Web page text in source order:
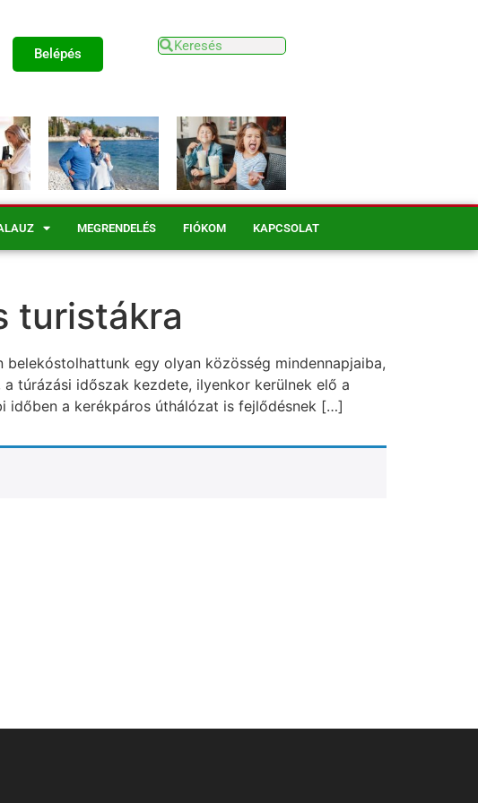
Belépés
MEGRENDELÉS FIÓKOM KAPCSOLAT
turistákra
egy olyan közösség mindennapjaiba,
túrázási időszak kezdete, ilyenkor kerülnek elő a
időben a kerékpáros úthálózat is fejlődésnek […]